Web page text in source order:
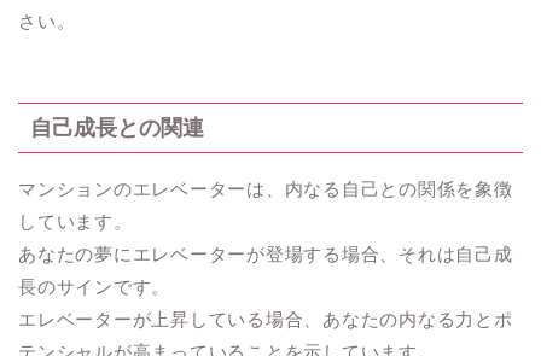
さい。
自己成長との関連
マンションのエレベーターは、内なる自己との関係を象徴
しています。
あなたの夢にエレベーターが登場する場合、それは自己成
長のサインです。
エレベーターが上昇している場合、あなたの内なる力とポ